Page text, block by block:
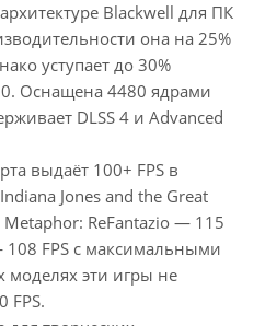
Blackwell для ПК
она на 25%
уступает до 30%
Оснащена 4480 ядрами
DLSS 4 и Advanced
выдаёт 100+ FPS в
Jones and the Great
Metaphor: ReFantazio — 115
108 FPS с максимальными
эти игры не
FPS.